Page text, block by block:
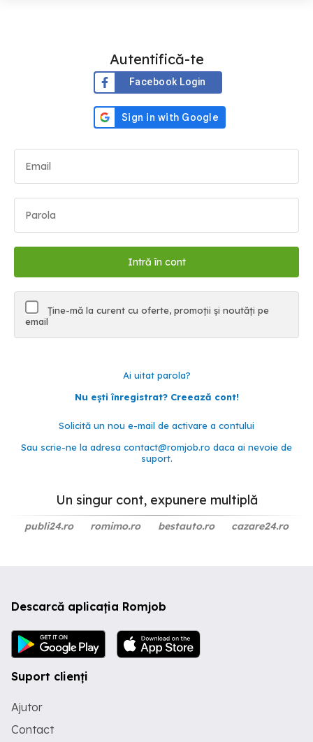
Autentifică-te
Facebook Login
Ține-mă la curent cu oferte, promoții și noutăți pe
email
Ai uitat parola?
Nu ești înregistrat? Creează cont!
Solicită un nou e-mail de activare a contului
Sau scrie-ne la adresa contact@romjob.ro daca ai nevoie de
suport.
Un singur cont, expunere multiplă
publi24.ro romimo.ro bestauto.ro cazare24.ro
Descarcă aplicația Romjob
Suport clienți
Ajutor
Contact